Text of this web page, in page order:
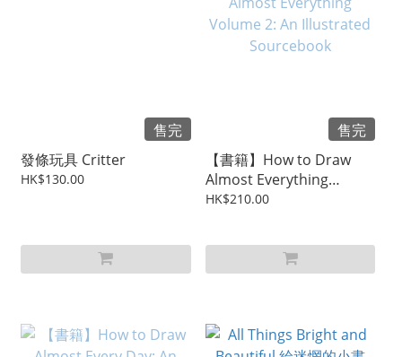
售完
發條玩具 Critter
HK$130.00
售完
【書籍】How to Draw
Almost Everything
Volume 2: An Illustrated
HK$210.00